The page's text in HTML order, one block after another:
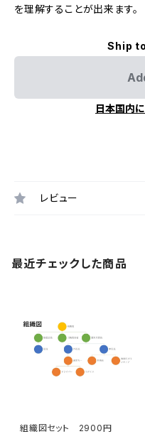
を理解することが出来ます。
Ship
日本国内
レビュー
最近チェックした商品
組織図セット 2900円